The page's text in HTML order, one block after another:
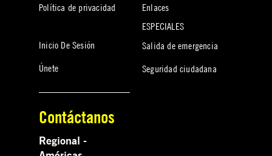
Política de privacidad
Inicio De Sesión
Únete
Enlaces
ESPECIALES
Salida de emergencia
Seguridad ciudadana
Contáctanos
Regional -